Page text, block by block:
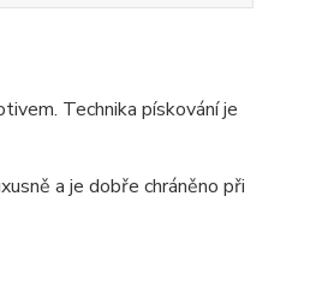
Technika pískování je
a je dobře chráněno při